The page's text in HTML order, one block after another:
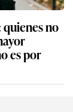
no
es por